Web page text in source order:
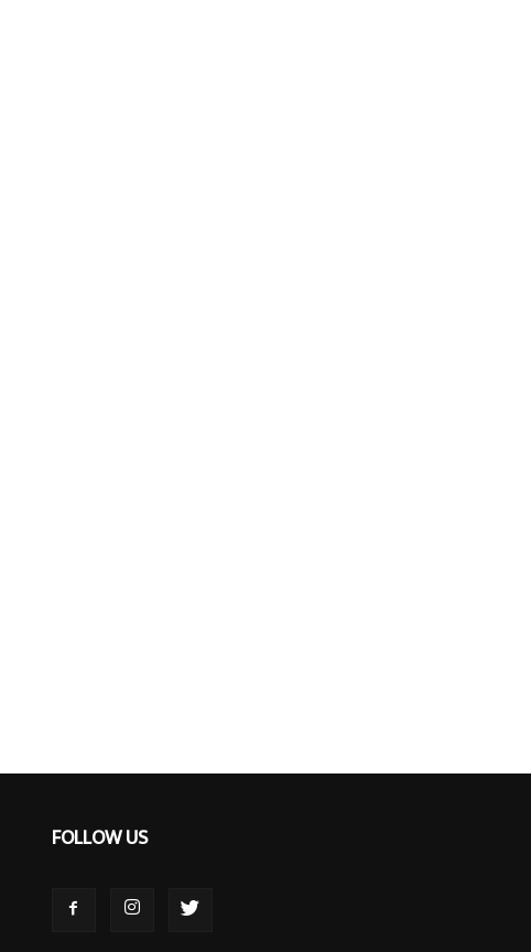
FOLLOW US